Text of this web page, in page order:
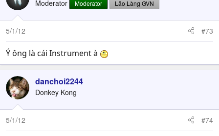
Moderator Moderator Lão Làng GVN
5/1/12 #73
Ý ông là cái Instrument à
danchoi2244
Donkey Kong
5/1/12 #74